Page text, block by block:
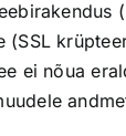
(SSL
ei nõua